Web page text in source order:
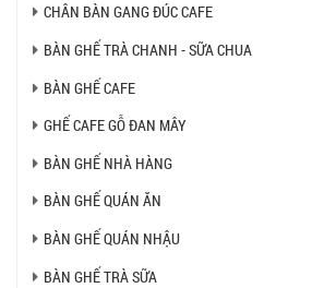
CHÂN BÀN GANG ĐÚC CAFE
BÀN GHẾ TRÀ CHANH - SỮA CHUA
BÀN GHẾ CAFE
GHẾ CAFE GỖ ĐAN MÂY
BÀN GHẾ NHÀ HÀNG
BÀN GHẾ QUÁN ĂN
BÀN GHẾ QUÁN NHẬU
BÀN GHẾ TRÀ SỮA